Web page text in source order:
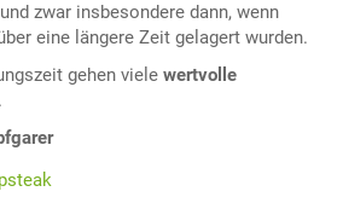
zwar insbesondere dann, wenn
eine längere Zeit gelagert wurden.
gehen viele wertvolle